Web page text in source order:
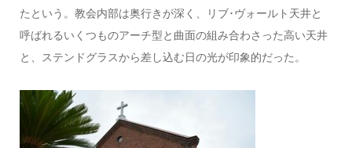
たという。教会内部は奥行きが深く、リブ･ヴォールト天井と
呼ばれるいくつものアーチ型と曲面の組み合わさった高い天井
と、ステンドグラスから差し込む日の光が印象的だった。